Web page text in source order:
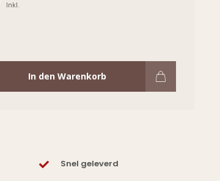
Inkl.
In den Warenkorb
Snel geleverd